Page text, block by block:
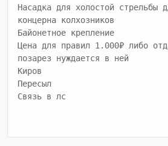
Насадка для холостой стрельбы
концерна колхозников
Байонетное крепление
Цена для правил 1.000₽ либо
позарез нуждается в ней
Киров
Пересыл
Связь в лс